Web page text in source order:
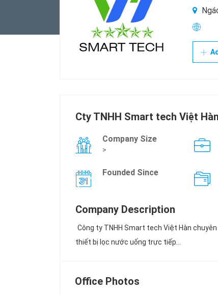
Cty TNHH Smart tech Việt
Company Size
>
Founded Since
Company Description
Công ty TNHH Smart tech Việt Hàn
thiết bị lọc nước uống trực tiếp...
Office Photos